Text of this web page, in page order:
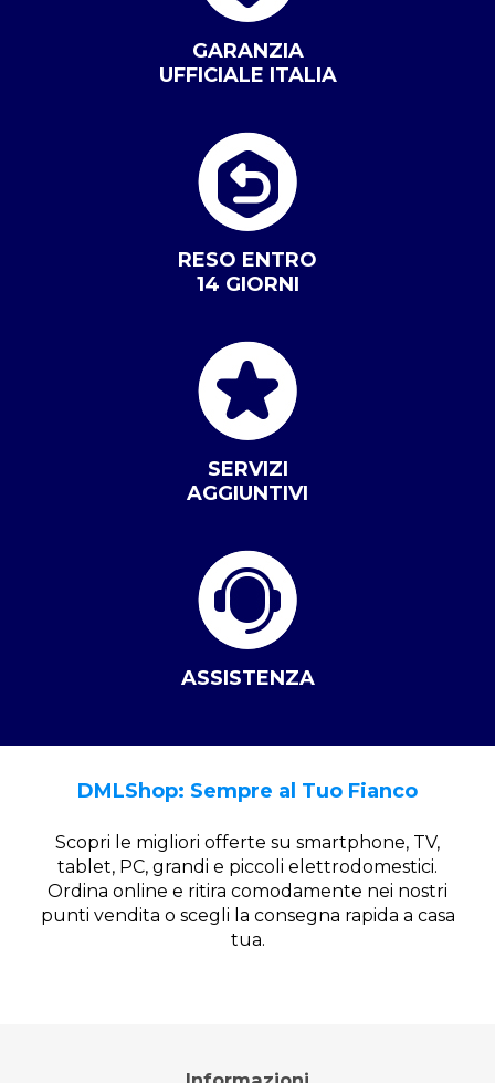
GARANZIA
UFFICIALE ITALIA
RESO ENTRO
14 GIORNI
SERVIZI
AGGIUNTIVI
ASSISTENZA
DMLShop: Sempre al Tuo Fianco
Scopri le migliori offerte su smartphone, TV,
tablet, PC, grandi e piccoli elettrodomestici.
Ordina online e ritira comodamente nei nostri
punti vendita o scegli la consegna rapida a casa
tua.